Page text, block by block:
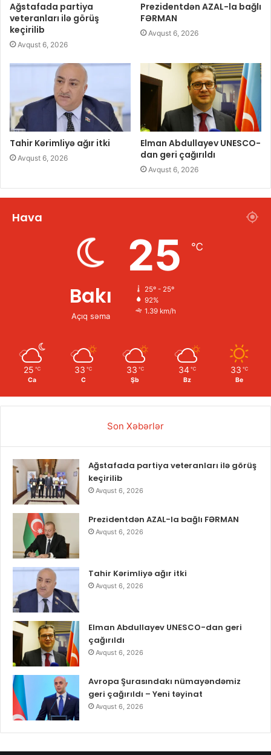
Ağstafada partiya
veteranları ilə görüş
keçirilib
Avqust 6, 2026
Prezidentdən AZAL-la bağlı
FƏRMAN
Avqust 6, 2026
Tahir Kərimliyə ağır itki
Avqust 6, 2026
Elman Abdullayev UNESCO-
dan geri çağırıldı
Avqust 6, 2026
Hava
Bakı
Açıq səma
25 ℃
25º - 25º
92%
1.39 km/h
25 ℃
Ca
33 ℃
C
33 ℃
Şb
34 ℃
Bz
33 ℃
Be
Son Xəbərlər
Ağstafada partiya veteranları ilə görüş
keçirilib
Avqust 6, 2026
Prezidentdən AZAL-la bağlı FƏRMAN
Avqust 6, 2026
Tahir Kərimliyə ağır itki
Avqust 6, 2026
Elman Abdullayev UNESCO-dan geri
çağırıldı
Avqust 6, 2026
Avropa Şurasındakı nümayəndəmiz
geri çağırıldı – Yeni təyinat
Avqust 6, 2026